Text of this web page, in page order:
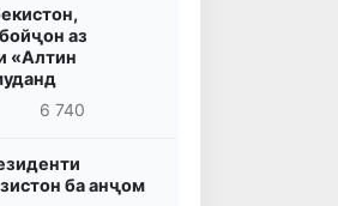
аз
«Алтин
6 740
ба анҷом